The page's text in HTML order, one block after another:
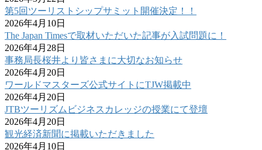
第5回ツーリストシップサミット開催決定！！
2026年4月10日
The Japan Timesで取材いただいた記事が入試問題に！
2026年4月28日
事務局長桜井より皆さまに大切なお知らせ
2026年4月20日
ワールドマスターズ公式サイトにTJW掲載中
2026年4月20日
JTBツーリズムビジネスカレッジの授業にて登壇
2026年4月20日
観光経済新聞に掲載いただきました
2026年4月10日